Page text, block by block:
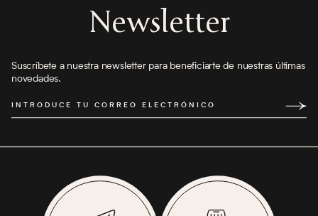
Newsletter
Suscríbete a nuestra newsletter para beneficiarte de nuestras últimas
novedades.
INTRODUCE TU CORREO ELECTRÓNICO